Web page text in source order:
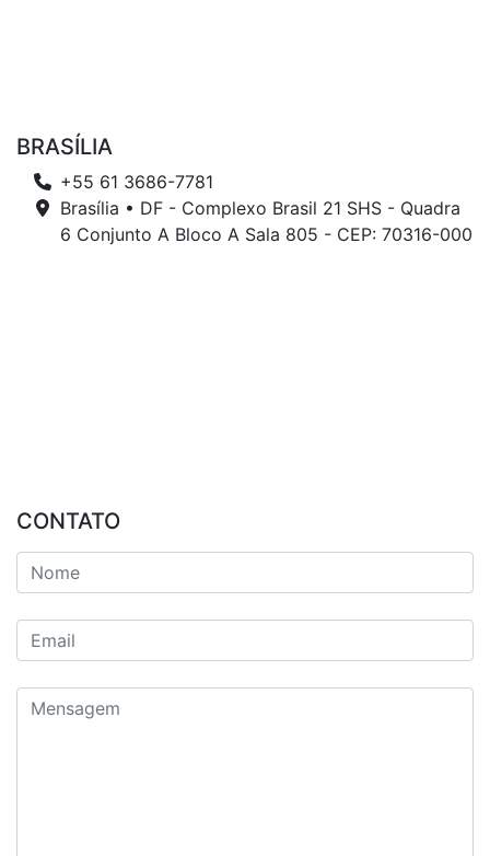
BRASÍLIA
+55 61 3686-7781
Brasília • DF - Complexo Brasil 21 SHS - Quadra
6 Conjunto A Bloco A Sala 805 - CEP: 70316-000
CONTATO